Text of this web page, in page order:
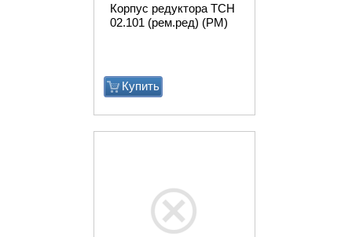
Корпус редуктора ТСН
02.101 (рем.ред) (РМ)
Купить